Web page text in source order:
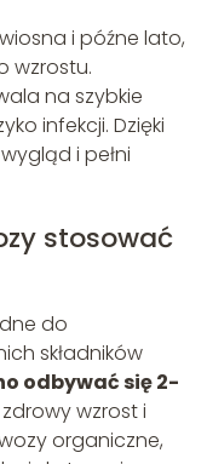
i późne lato,
wzrostu.
na szybkie
infekcji. Dzięki
i pełni
stosować
do
składników
odbywać się 2-
wzrost i
organiczne,